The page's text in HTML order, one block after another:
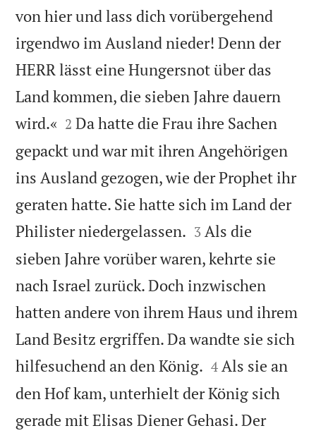
von hier und lass dich vorübergehend
irgendwo im Ausland nieder! Denn der
HERR lässt eine Hungersnot über das
Land kommen, die sieben Jahre dauern
wird.« 

2 Da hatte die Frau ihre Sachen
gepackt und war mit ihren Angehörigen
ins Ausland gezogen, wie der Prophet ihr
geraten hatte. Sie hatte sich im Land der
Philister niedergelassen. 

3 Als die
sieben Jahre vorüber waren, kehrte sie
nach Israel zurück. Doch inzwischen
hatten andere von ihrem Haus und ihrem
Land Besitz ergriffen. Da wandte sie sich
hilfesuchend an den König. 

4 Als sie an
den Hof kam, unterhielt der König sich
gerade mit Elisas Diener Gehasi. Der